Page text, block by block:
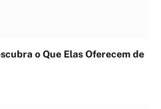
o Que Elas Oferecem de